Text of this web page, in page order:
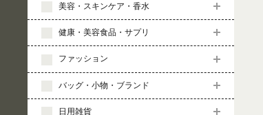
美容・スキンケア・香水
健康・美容食品・サプリ
ファッション
バッグ・小物・ブランド
日用雑貨